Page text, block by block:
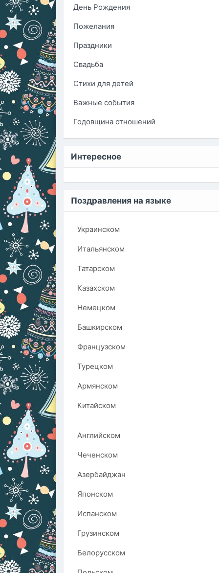
День Рождения
Пожелания
Праздники
Свадьба
Стихи для детей
Важные события
Годовщина отношений
Интересное
Поздравления на языке
Украинском
Итальянском
Татарском
Казахском
Немецком
Башкирском
Французском
Турецком
Армянском
Китайском
Английском
Чеченском
Азербайджан
Японском
Испанском
Грузинском
Белорусском